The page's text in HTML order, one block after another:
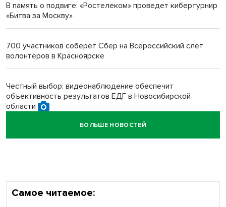
В память о подвиге: «Ростелеком» проведет кибертурнир
«Битва за Москву»
700 участников соберёт Сбер на Всероссийский слёт
волонтёров в Красноярске
Честный выбор: видеонаблюдение обеспечит
объективность результатов ЕДГ в Новосибирской
области
Кибертанки пошли в бой: «Ростелеком» объявляет
БОЛЬШЕ НОВОСТЕЙ
Самое читаемое: